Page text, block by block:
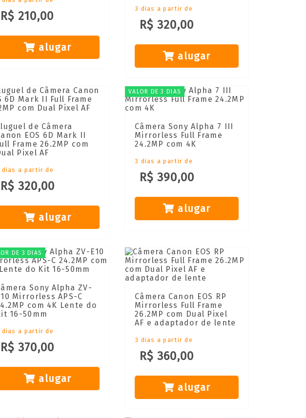
R$ 210,00
alugar
3 dias a partir de
R$ 320,00
alugar
de Câmera
EOS 6D Mark II
Frame 26.2MP com
Pixel AF
dias a partir de
R$ 320,00
alugar
VALOR DE 3 DIAS
Câmera Sony Alpha 7 III
Mirrorless Full Frame
24.2MP com 4K
3 dias a partir de
R$ 390,00
alugar
DE 3 DIAS
Sony Alpha ZV-
Mirrorless APS-C
com 4K Lente do
16-50mm
dias a partir de
R$ 370,00
alugar
Câmera Canon EOS RP
Mirrorless Full Frame
26.2MP com Dual Pixel
AF e adaptador de lente
3 dias a partir de
R$ 360,00
alugar